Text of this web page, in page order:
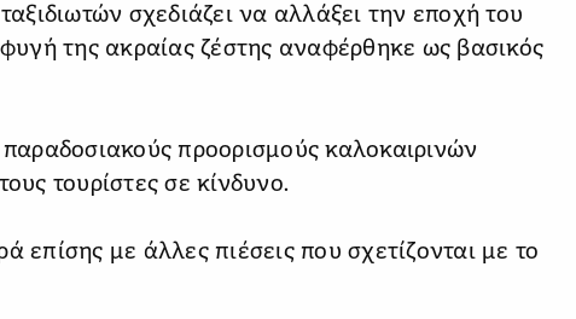
σχεδιάζει να αλλάξει την εποχή του
της ακραίας ζέστης αναφέρθηκε ως βασικός
προορισμούς καλοκαιρινών
τουρίστες σε κίνδυνο.
επίσης με άλλες πιέσεις που σχετίζονται με το